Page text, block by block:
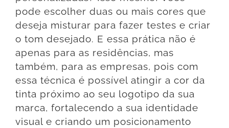
pode escolher duas ou mais cores que
deseja misturar para fazer testes e criar
o tom desejado. E essa prática não é
apenas para as residências, mas
também, para as empresas, pois com
essa técnica é possível atingir a cor da
tinta próximo ao seu logotipo da sua
marca, fortalecendo a sua identidade
visual e criando um posicionamento